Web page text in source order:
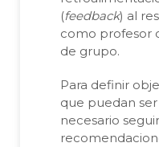
(feedback) al
como profesor
de grupo.
Para definir
que puedan
necesario